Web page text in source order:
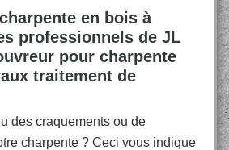
en bois à
professionnels de JL
pour charpente
traitement de
des craquements ou de
charpente ? Ceci vous indique